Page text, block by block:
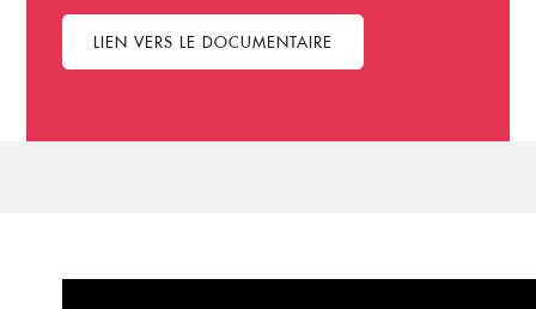
LIEN VERS LE DOCUMENTAIRE